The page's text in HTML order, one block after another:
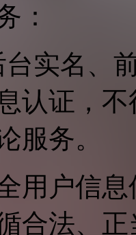
：
台实名、
认证，
服务。
用户信
合法、